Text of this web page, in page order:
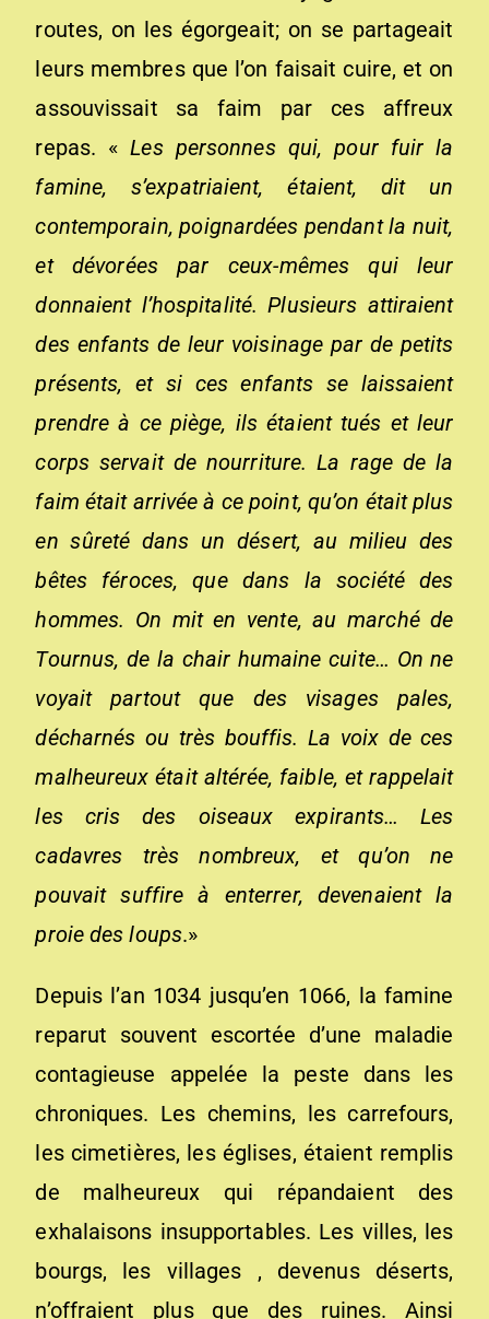
routes, on les égorgeait; on se partageait
leurs membres que l’on faisait cuire, et on
assouvissait sa faim par ces affreux
repas. «Les personnes qui, pour fuir la
famine, s’expatriaient, étaient, dit un
contemporain, poignardées pendant la nuit,
et dévorées par ceux-mêmes qui leur
donnaient l’hospitalité. Plusieurs attiraient
des enfants de leur voisinage par de petits
présents, et si ces enfants se laissaient
prendre à ce piège, ils étaient tués et leur
corps servait de nourriture. La rage de la
faim était arrivée à ce point, qu’on était plus
en sûreté dans un désert, au milieu des
bêtes féroces, que dans la société des
hommes. On mit en vente, au marché de
Tournus, de la chair humaine cuite… On ne
voyait partout que des visages pales,
décharnés ou très bouffis. La voix de ces
malheureux était altérée, faible, et rappelait
les cris des oiseaux expirants… Les
cadavres très nombreux, et qu’on ne
pouvait suffire à enterrer, devenaient la
proie des loups.»
Depuis l’an 1034 jusqu’en 1066, la famine
reparut souvent escortée d’une maladie
contagieuse appelée la peste dans les
chroniques. Les chemins, les carrefours,
les cimetières, les églises, étaient remplis
de malheureux qui répandaient des
exhalaisons insupportables. Les villes, les
bourgs, les villages , devenus déserts,
n’offraient plus que des ruines. Ainsi